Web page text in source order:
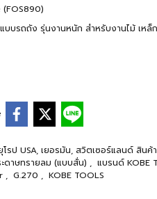
(FOS890)
บบรถถัง รุ่นงานหนัก สำหรับงานไม้ เห
รป USA, เยอรมัน, สวิตเซอร์แลนด์ สินค้
ดาษทรายลม (แบบสั่น) , แบรนด์ KOBE
, G.270 , KOBE TOOLS